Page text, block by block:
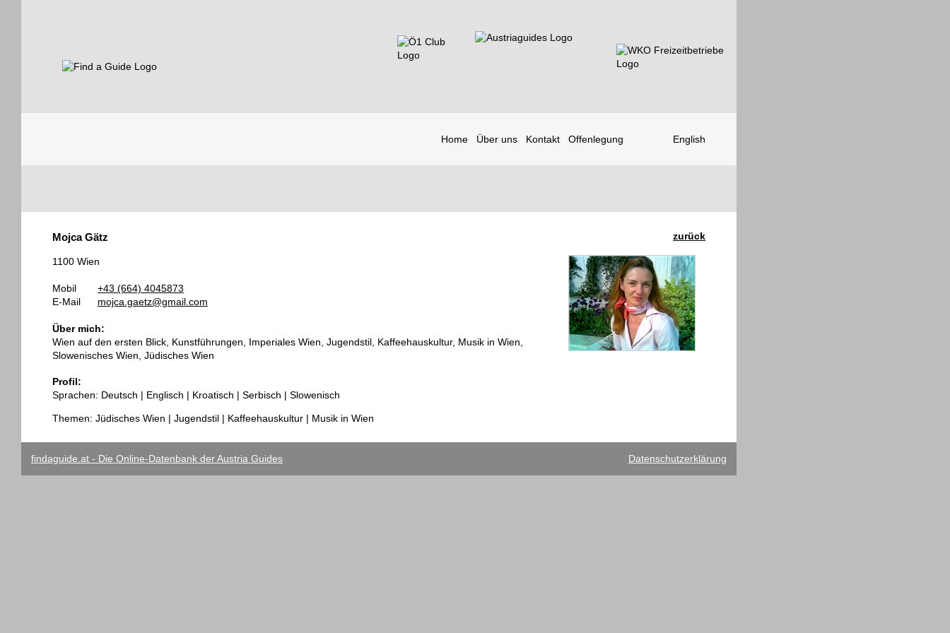
Home Über uns Kontakt Offenlegung English
Guides
zurück
Mojca Gätz
1100 Wien
Mobil
+43 (664) 4045873
E-Mail
mojca.gaetz@gmail.com
Über mich:
Wien auf den ersten Blick, Kunstführungen, Imperiales Wien, Jugendstil, Kaffeehauskultur, Musik in Wien,
Slowenisches Wien, Jüdisches Wien
Profil:
Sprachen: Deutsch | Englisch | Kroatisch | Serbisch | Slowenisch
Themen: Jüdisches Wien | Jugendstil | Kaffeehauskultur | Musik in Wien
findaguide.at - Die Online-Datenbank der Austria Guides Datenschutzerklärung